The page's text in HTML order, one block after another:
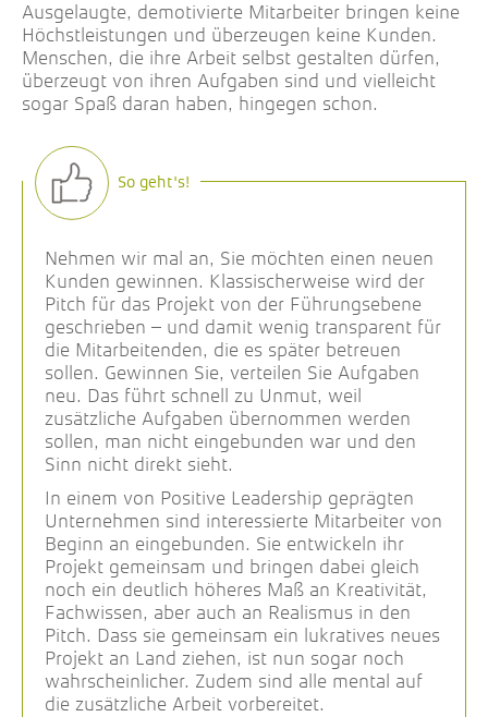
Ausgelaugte, demotivierte Mitarbeiter bringen keine
Höchstleistungen und überzeugen keine Kunden.
Menschen, die ihre Arbeit selbst gestalten dürfen,
überzeugt von ihren Aufgaben sind und vielleicht
sogar Spaß daran haben, hingegen schon.
Nehmen wir mal an, Sie möchten einen neuen
Kunden gewinnen. Klassischerweise wird der
Pitch für das Projekt von der Führungsebene
geschrieben – und damit wenig transparent für
die Mitarbeitenden, die es später betreuen
sollen. Gewinnen Sie, verteilen Sie Aufgaben
neu. Das führt schnell zu Unmut, weil
zusätzliche Aufgaben übernommen werden
sollen, man nicht eingebunden war und den
Sinn nicht direkt sieht.
In einem von Positive Leadership geprägten
Unternehmen sind interessierte Mitarbeiter von
Beginn an eingebunden. Sie entwickeln ihr
Projekt gemeinsam und bringen dabei gleich
noch ein deutlich höheres Maß an Kreativität,
Fachwissen, aber auch an Realismus in den
Pitch. Dass sie gemeinsam ein lukratives neues
Projekt an Land ziehen, ist nun sogar noch
wahrscheinlicher. Zudem sind alle mental auf
die zusätzliche Arbeit vorbereitet.